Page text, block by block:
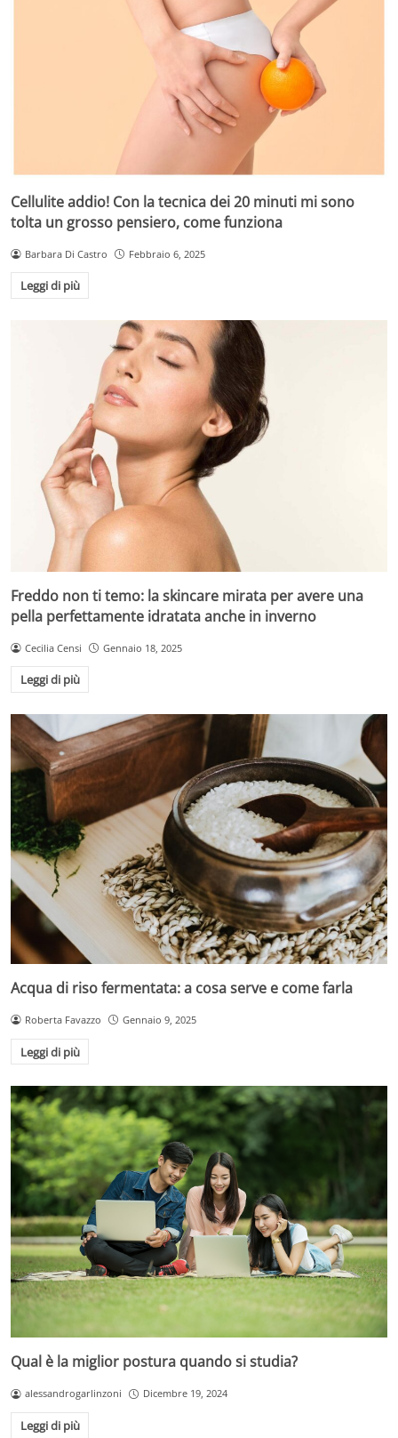
Cellulite addio! Con la tecnica dei 20 minuti mi sono
tolta un grosso pensiero, come funziona
Barbara Di Castro Febbraio 6, 2025
Leggi di più
Freddo non ti temo: la skincare mirata per avere una
pella perfettamente idratata anche in inverno
Cecilia Censi Gennaio 18, 2025
Leggi di più
Acqua di riso fermentata: a cosa serve e come farla
Roberta Favazzo Gennaio 9, 2025
Leggi di più
Qual è la miglior postura quando si studia?
alessandrogarlinzoni Dicembre 19, 2024
Leggi di più